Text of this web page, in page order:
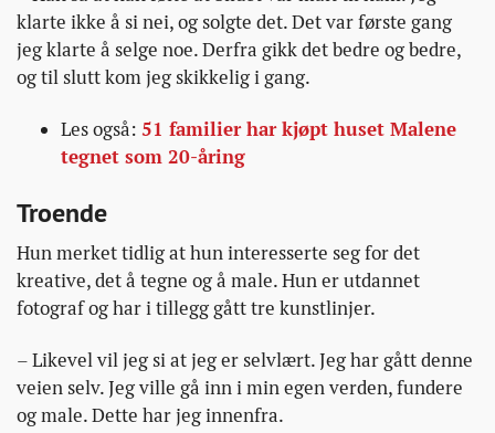
klarte ikke å si nei, og solgte det. Det var første gang
jeg klarte å selge noe. Derfra gikk det bedre og bedre,
og til slutt kom jeg skikkelig i gang.
Les også: 51 familier har kjøpt huset Malene
tegnet som 20-åring
Troende
Hun merket tidlig at hun interesserte seg for det
kreative, det å tegne og å male. Hun er utdannet
fotograf og har i tillegg gått tre kunstlinjer.
– Likevel vil jeg si at jeg er selvlært. Jeg har gått denne
veien selv. Jeg ville gå inn i min egen verden, fundere
og male. Dette har jeg innenfra.